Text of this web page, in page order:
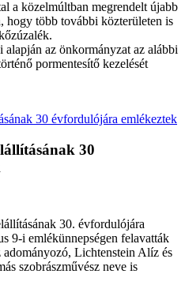
a közelmúltban megrendelt újabb
hogy több további közterületen is
az önkormányzat az alábbi
pormentesítő kezelését
30
30. évfordulójára
9-i emlékünnepségen felavatták
Lichtenstein Alíz és
szobrászművész neve is